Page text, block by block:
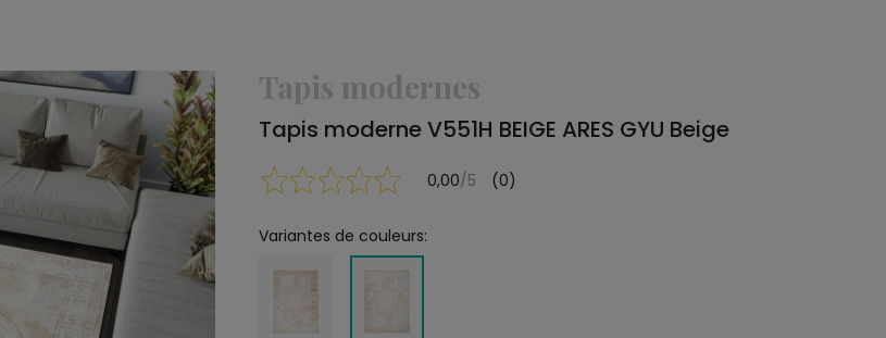
Tapis modernes
Tapis moderne V551H BEIGE ARES GYU Beige
0,00/5 (0)
Variantes de couleurs: